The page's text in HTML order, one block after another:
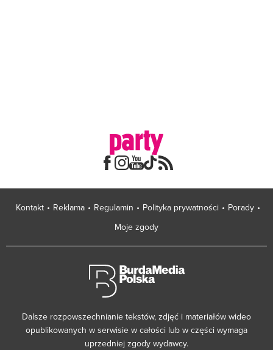
Kontakt Reklama Regulamin Polityka prywatności
Porady
Moje zgody
Dalsze rozpowszechnianie tekstów, zdjęć i materiałów wideo
opublikowanych w serwisie w całości lub w części wymaga
uprzedniej zgody wydawcy.